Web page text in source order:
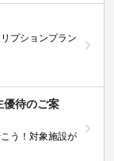
プションプラン
優待のご案
う！対象施設が